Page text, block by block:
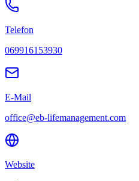
Telefon
069916153930
E-Mail
office@eb-lifemanagement.com
Website